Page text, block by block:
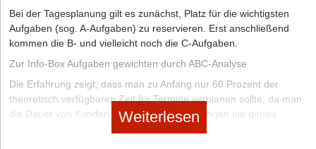
Handlung hängt, aber das Sie aus irgendeinem Grund
aufheben möchten bzw. müssen – sei es für Referenzzwecke,
aus Sentimentalität, fürs Finanzamt, zur Information oder zum
Beweisen, dass man das Geburtstagsgeschenk von Tante
Hertha (den tollen Strickpulli mit den Entenmotiven) doch sehr
schätzt, wenn sie mal zu Besuch kommt.
Alle anderen Elemente sind mit einer echten physischen Handlung
verbunden. Es geht nun darum, diese klar zu identifizieren. Hierbei
Bei der Tagesplanung gilt es zunächst, Platz für die wichtigsten
Aufgaben (sog. A-Aufgaben) zu reservieren. Erst anschließend
kommen die B- und vielleicht noch die C-Aufgaben.
Zur Info-Box Aufgaben gewichten durch ABC-Analyse
Die Erfahrung zeigt, dass man zu Anfang nur 60 Prozent der
theoretisch verfügbaren Zeit für Termine verplanen sollte, da man
die Dauer von Kundengesprächen und Sitzungen nie genau
Weiterlesen